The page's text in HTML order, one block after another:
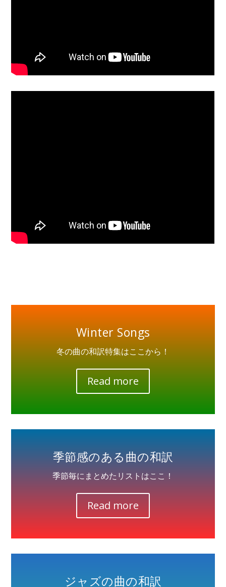
Winter Songs
冬の曲の和訳特集はここから！
Read more
季節感のある曲の和訳
季節毎にまとめたリストはここ！
Read more
ジャズの曲の和訳